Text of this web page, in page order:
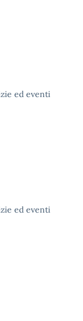
ed eventi
ed eventi